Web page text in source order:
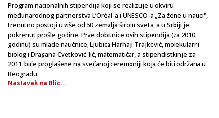
Program nacionalnih stipendija koji se realizuje u okviru
međunarodnog partnerstva L’Oréal-a i UNESCO-a „Za žene u nauci",
trenutno postoji u više od 50 zemalja širom sveta, a u Srbiji je
pokrenut prošle godine. Prve dobitnice ovih stipendija (za 2010.
godinu) su mlade naučnice, Ljubica Harhaji Trajković, molekularni
biolog i Dragana Cvetković Ilić, matematičar, a stipendistkinje za
2011. biće proglašene na svečanoj ceremoniji koja će biti održana u
Beogradu.
Nastavak na Blic...